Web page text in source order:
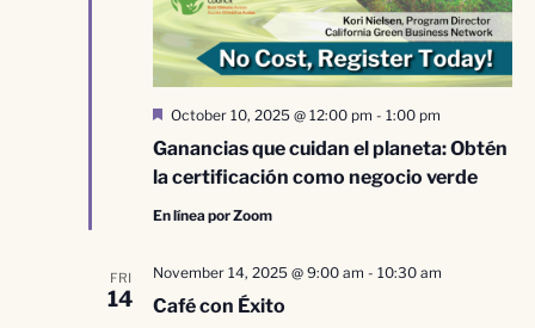
Ganancias que cuidan el planeta: Obtén
la certificación como negocio verde
Destacado
October 10, 2025 @ 12:00 pm - 1:00 pm
En línea por Zoom
FRI
14 Café con Éxito
November 14, 2025 @ 9:00 am - 10:30 am